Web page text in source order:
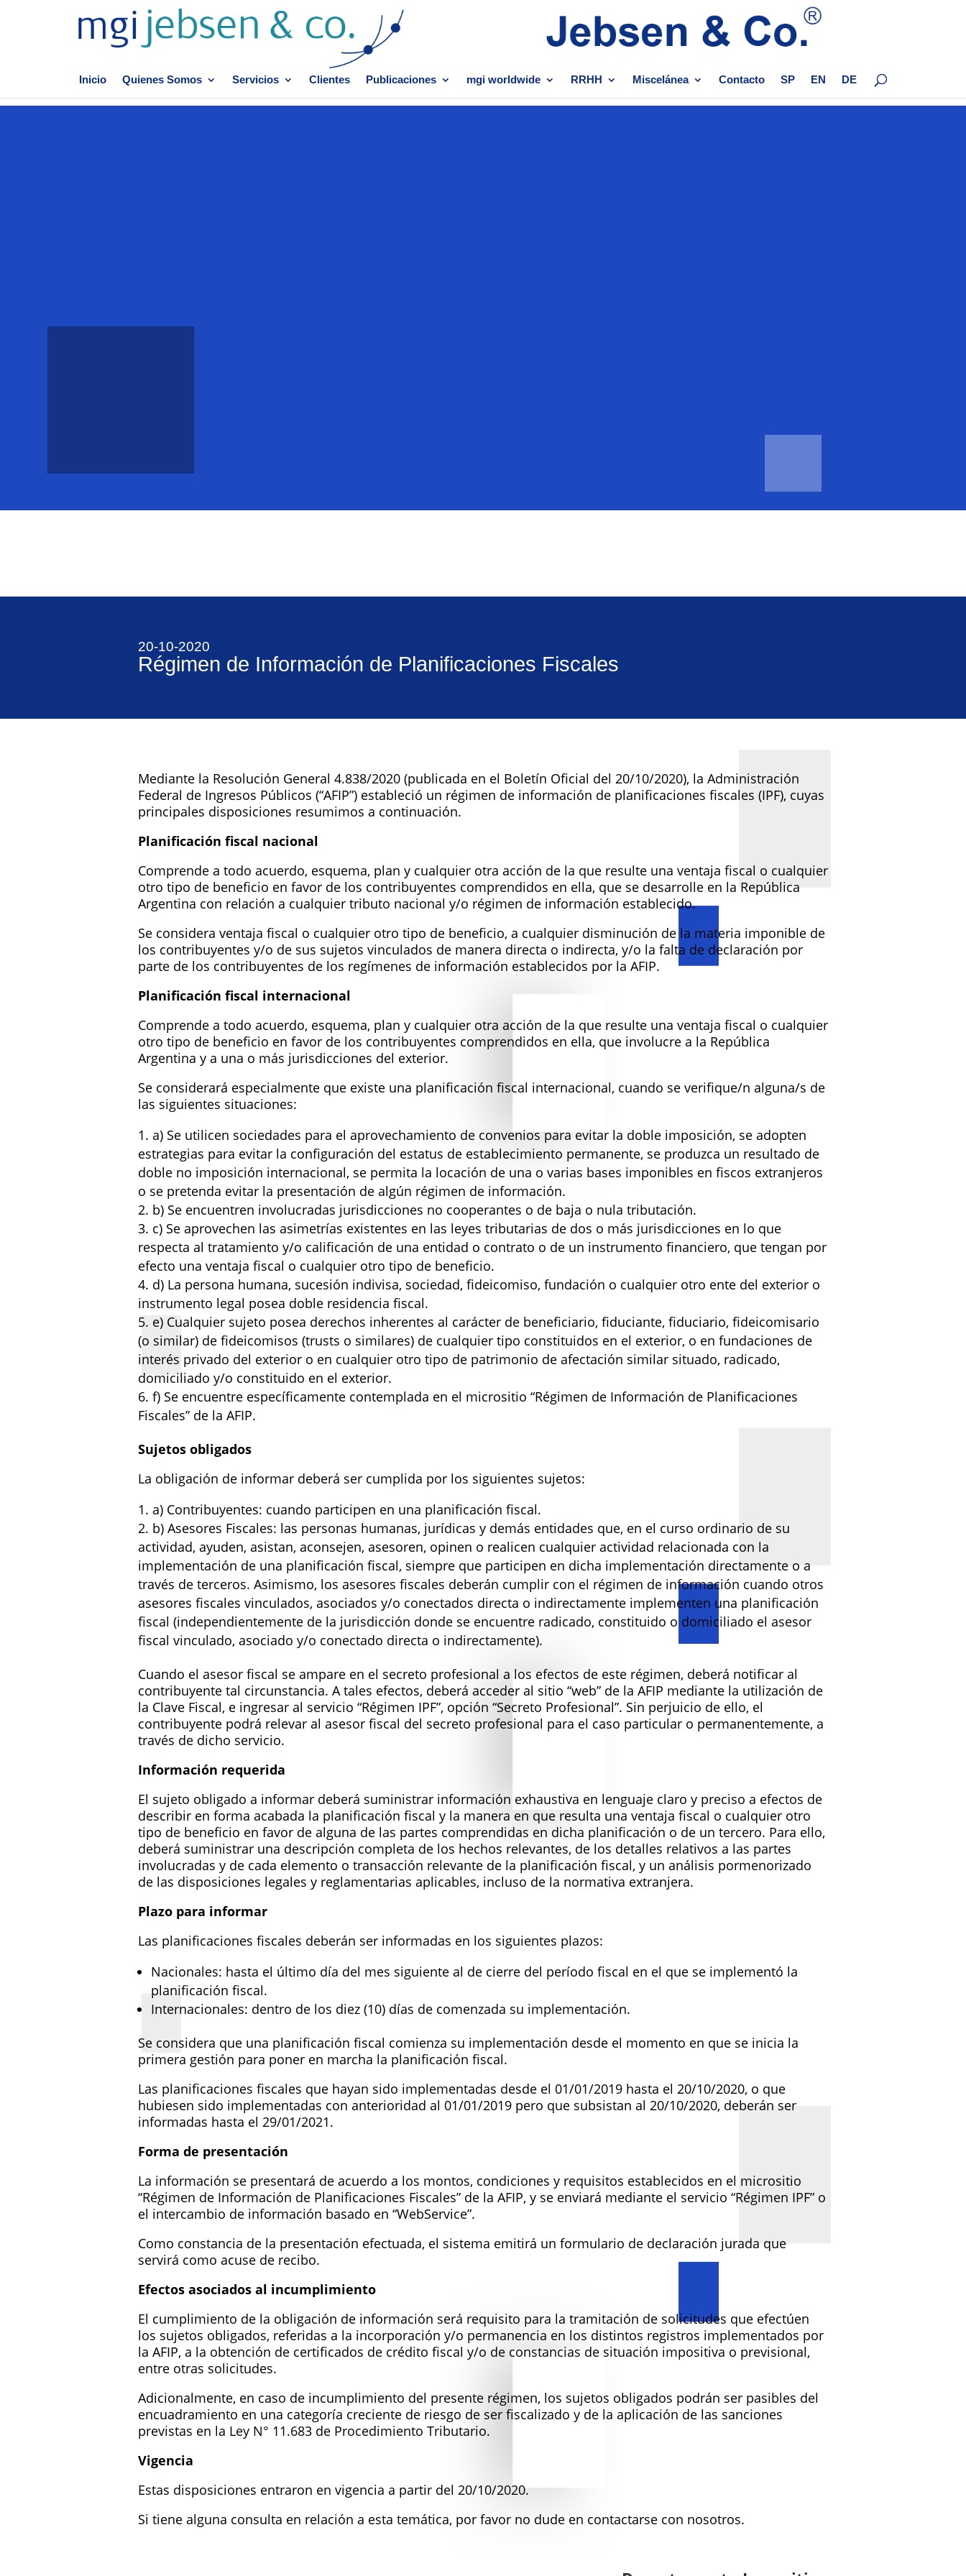
Inicio Quienes Somos Servicios Clientes Publicaciones mgi worldwide RRHH Miscelánea Contacto SP EN DE
20-10-2020
Régimen de Información de Planificaciones Fiscales
Mediante la Resolución General 4.838/2020 (publicada en el Boletín Oficial del 20/10/2020), la Administración
Federal de Ingresos Públicos (“AFIP”) estableció un régimen de información de planificaciones fiscales (IPF), cuyas
principales disposiciones resumimos a continuación.
Planificación fiscal nacional
Comprende a todo acuerdo, esquema, plan y cualquier otra acción de la que resulte una ventaja fiscal o cualquier
otro tipo de beneficio en favor de los contribuyentes comprendidos en ella, que se desarrolle en la República
Argentina con relación a cualquier tributo nacional y/o régimen de información establecido.
Se considera ventaja fiscal o cualquier otro tipo de beneficio, a cualquier disminución de la materia imponible de
los contribuyentes y/o de sus sujetos vinculados de manera directa o indirecta, y/o la falta de declaración por
parte de los contribuyentes de los regímenes de información establecidos por la AFIP.
Planificación fiscal internacional
Comprende a todo acuerdo, esquema, plan y cualquier otra acción de la que resulte una ventaja fiscal o cualquier
otro tipo de beneficio en favor de los contribuyentes comprendidos en ella, que involucre a la República
Argentina y a una o más jurisdicciones del exterior.
Se considerará especialmente que existe una planificación fiscal internacional, cuando se verifique/n alguna/s de
las siguientes situaciones:
a) Se utilicen sociedades para el aprovechamiento de convenios para evitar la doble imposición, se adopten
estrategias para evitar la configuración del estatus de establecimiento permanente, se produzca un resultado de
doble no imposición internacional, se permita la locación de una o varias bases imponibles en fiscos extranjeros
o se pretenda evitar la presentación de algún régimen de información.
b) Se encuentren involucradas jurisdicciones no cooperantes o de baja o nula tributación.
c) Se aprovechen las asimetrías existentes en las leyes tributarias de dos o más jurisdicciones en lo que
respecta al tratamiento y/o calificación de una entidad o contrato o de un instrumento financiero, que tengan por
efecto una ventaja fiscal o cualquier otro tipo de beneficio.
d) La persona humana, sucesión indivisa, sociedad, fideicomiso, fundación o cualquier otro ente del exterior o
instrumento legal posea doble residencia fiscal.
e) Cualquier sujeto posea derechos inherentes al carácter de beneficiario, fiduciante, fiduciario, fideicomisario
(o similar) de fideicomisos (trusts o similares) de cualquier tipo constituidos en el exterior, o en fundaciones de
interés privado del exterior o en cualquier otro tipo de patrimonio de afectación similar situado, radicado,
domiciliado y/o constituido en el exterior.
f) Se encuentre específicamente contemplada en el micrositio “Régimen de Información de Planificaciones
Fiscales” de la AFIP.
Sujetos obligados
La obligación de informar deberá ser cumplida por los siguientes sujetos:
a) Contribuyentes: cuando participen en una planificación fiscal.
b) Asesores Fiscales: las personas humanas, jurídicas y demás entidades que, en el curso ordinario de su
actividad, ayuden, asistan, aconsejen, asesoren, opinen o realicen cualquier actividad relacionada con la
implementación de una planificación fiscal, siempre que participen en dicha implementación directamente o a
través de terceros. Asimismo, los asesores fiscales deberán cumplir con el régimen de información cuando otros
asesores fiscales vinculados, asociados y/o conectados directa o indirectamente implementen una planificación
fiscal (independientemente de la jurisdicción donde se encuentre radicado, constituido o domiciliado el asesor
fiscal vinculado, asociado y/o conectado directa o indirectamente).
Cuando el asesor fiscal se ampare en el secreto profesional a los efectos de este régimen, deberá notificar al
contribuyente tal circunstancia. A tales efectos, deberá acceder al sitio “web” de la AFIP mediante la utilización de
la Clave Fiscal, e ingresar al servicio “Régimen IPF”, opción “Secreto Profesional”. Sin perjuicio de ello, el
contribuyente podrá relevar al asesor fiscal del secreto profesional para el caso particular o permanentemente, a
través de dicho servicio.
Información requerida
El sujeto obligado a informar deberá suministrar información exhaustiva en lenguaje claro y preciso a efectos de
describir en forma acabada la planificación fiscal y la manera en que resulta una ventaja fiscal o cualquier otro
tipo de beneficio en favor de alguna de las partes comprendidas en dicha planificación o de un tercero. Para ello,
deberá suministrar una descripción completa de los hechos relevantes, de los detalles relativos a las partes
involucradas y de cada elemento o transacción relevante de la planificación fiscal, y un análisis pormenorizado
de las disposiciones legales y reglamentarias aplicables, incluso de la normativa extranjera.
Plazo para informar
Las planificaciones fiscales deberán ser informadas en los siguientes plazos:
Nacionales: hasta el último día del mes siguiente al de cierre del período fiscal en el que se implementó la
planificación fiscal.
Internacionales: dentro de los diez (10) días de comenzada su implementación.
Se considera que una planificación fiscal comienza su implementación desde el momento en que se inicia la
primera gestión para poner en marcha la planificación fiscal.
Las planificaciones fiscales que hayan sido implementadas desde el 01/01/2019 hasta el 20/10/2020, o que
hubiesen sido implementadas con anterioridad al 01/01/2019 pero que subsistan al 20/10/2020, deberán ser
informadas hasta el 29/01/2021.
Forma de presentación
La información se presentará de acuerdo a los montos, condiciones y requisitos establecidos en el micrositio
“Régimen de Información de Planificaciones Fiscales” de la AFIP, y se enviará mediante el servicio “Régimen IPF” o
el intercambio de información basado en “WebService”.
Como constancia de la presentación efectuada, el sistema emitirá un formulario de declaración jurada que
servirá como acuse de recibo.
Efectos asociados al incumplimiento
El cumplimiento de la obligación de información será requisito para la tramitación de solicitudes que efectúen
los sujetos obligados, referidas a la incorporación y/o permanencia en los distintos registros implementados por
la AFIP, a la obtención de certificados de crédito fiscal y/o de constancias de situación impositiva o previsional,
entre otras solicitudes.
Adicionalmente, en caso de incumplimiento del presente régimen, los sujetos obligados podrán ser pasibles del
encuadramiento en una categoría creciente de riesgo de ser fiscalizado y de la aplicación de las sanciones
previstas en la Ley N° 11.683 de Procedimiento Tributario.
Vigencia
Estas disposiciones entraron en vigencia a partir del 20/10/2020.
Si tiene alguna consulta en relación a esta temática, por favor no dude en contactarse con nosotros.